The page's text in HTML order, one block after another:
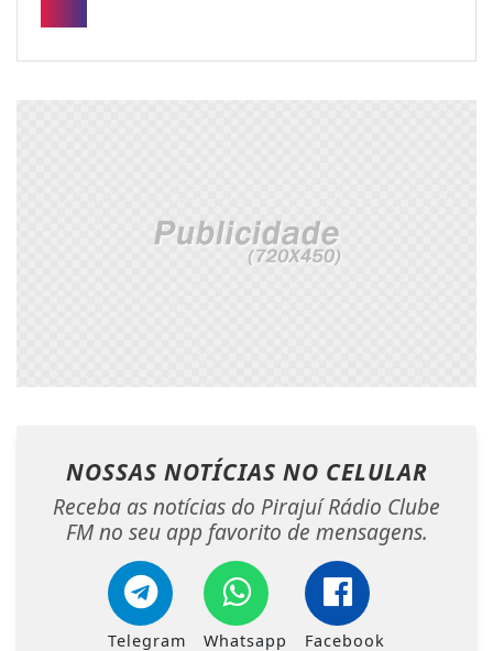
NOSSAS NOTÍCIAS NO CELULAR
Receba as notícias do Pirajuí Rádio Clube
FM no seu app favorito de mensagens.
Telegram Whatsapp Facebook